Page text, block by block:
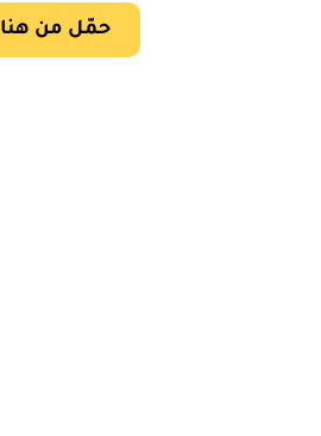
حمّل من هنا